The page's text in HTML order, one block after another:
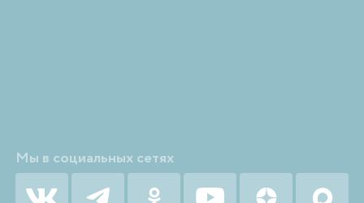
Мы в социальных сетях